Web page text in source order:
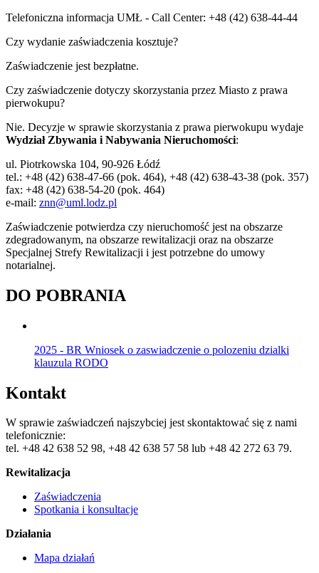
Telefoniczna informacja UMŁ - Call Center: +48 (42) 638-44-44
Czy wydanie zaświadczenia kosztuje?
Zaświadczenie jest bezpłatne.
Czy zaświadczenie dotyczy skorzystania przez Miasto z prawa
pierwokupu?
Nie. Decyzje w sprawie skorzystania z prawa pierwokupu wydaje
Wydział Zbywania i Nabywania Nieruchomości:
ul. Piotrkowska 104, 90-926 Łódź
tel.: +48 (42) 638-47-66 (pok. 464), +48 (42) 638-43-38 (pok. 357)
fax: +48 (42) 638-54-20 (pok. 464)
e-mail: znn@uml.lodz.pl
Zaświadczenie potwierdza czy nieruchomość jest na obszarze
zdegradowanym, na obszarze rewitalizacji oraz na obszarze
Specjalnej Strefy Rewitalizacji i jest potrzebne do umowy
notarialnej.
DO POBRANIA
2025 - BR Wniosek o zaswiadczenie o polozeniu dzialki
klauzula RODO
Kontakt
W sprawie zaświadczeń najszybciej jest skontaktować się z nami
telefonicznie:
tel. +48 42 638 52 98, +48 42 638 57 58 lub +48 42 272 63 79.
Rewitalizacja
Zaświadczenia
Spotkania i konsultacje
Działania
Mapa działań